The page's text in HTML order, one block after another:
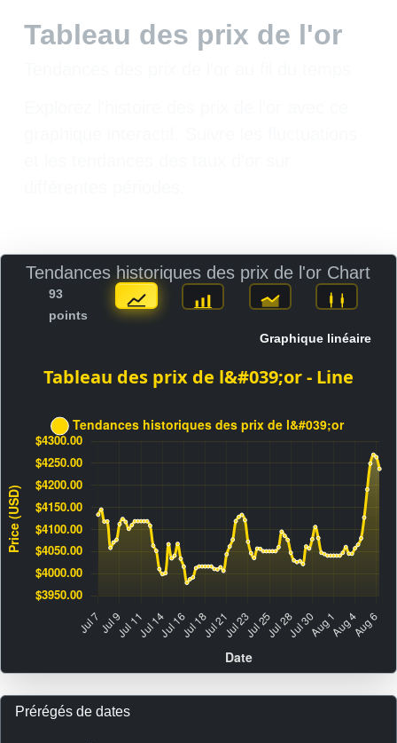
Tableau des prix de l'or
Tendances historiques des prix de l'or Chart
93
points
Graphique linéaire
Prérégés de dates